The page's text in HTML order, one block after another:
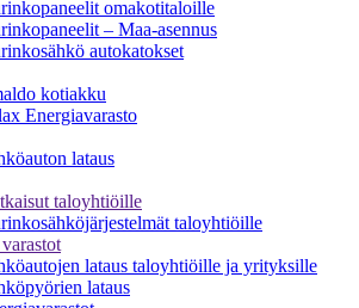
omakotitaloille
– Maa-asennus
autokatokset
kotiakku
Energiavarasto
lataus
taloyhtiöille
taloyhtiöille
lataus taloyhtiöille ja yrityksille
lataus